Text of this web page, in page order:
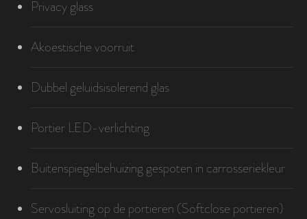
Privacy glass
Akoestische voorruit
Dubbel geluidsisolerend glas
Portier LED-verlichting
Buitenspiegelbehuizing gespoten in carrosseriekleur
Servosluiting op de portieren (Softclose portieren)